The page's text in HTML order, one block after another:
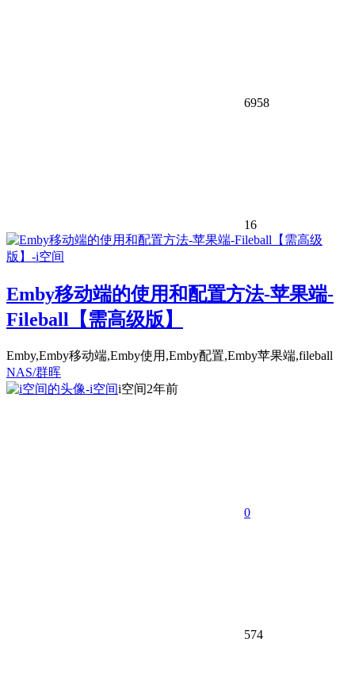
6958
16
Emby移动端的使用和配置方法-苹果端-
Fileball【需高级版】
Emby,Emby移动端,Emby使用,Emby配置,Emby苹果端,fileball
NAS/群晖
i空间2年前
0
574